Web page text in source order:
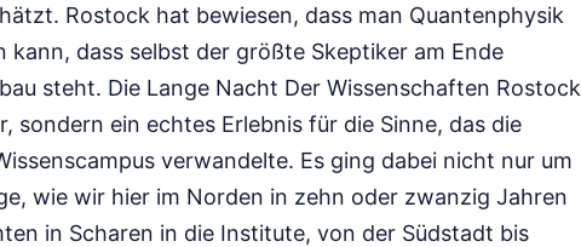
Rostock hat bewiesen, dass man Quantenphysik
kann, dass selbst der größte Skeptiker am Ende
steht. Die Lange Nacht Der Wissenschaften Rostock
sondern ein echtes Erlebnis für die Sinne, das die
verwandelte. Es ging dabei nicht nur um
wie wir hier im Norden in zehn oder zwanzig Jahren
in Scharen in die Institute, von der Südstadt bis